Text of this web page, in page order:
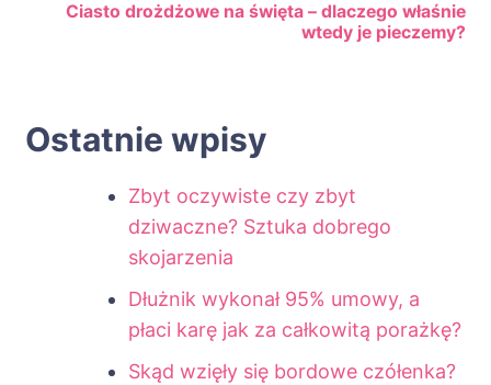
Ciasto drożdżowe na święta – dlaczego właśnie
wtedy je pieczemy?
Ostatnie wpisy
Zbyt oczywiste czy zbyt
dziwaczne? Sztuka dobrego
skojarzenia
Dłużnik wykonał 95% umowy, a
płaci karę jak za całkowitą porażkę?
Skąd wzięły się bordowe czółenka?